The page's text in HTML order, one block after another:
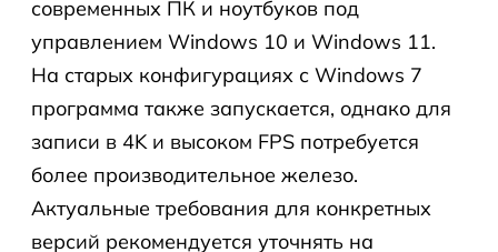
современных ПК и ноутбуков под
управлением Windows 10 и Windows 11.
На старых конфигурациях с Windows 7
программа также запускается, однако для
записи в 4K и высоком FPS потребуется
более производительное железо.
Актуальные требования для конкретных
версий рекомендуется уточнять на